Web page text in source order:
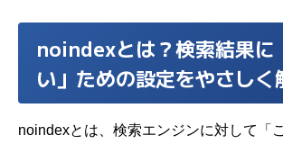
noindexとは？検索結果に
い」ための設定をやさしく
noindexとは、検索エンジンに対して「